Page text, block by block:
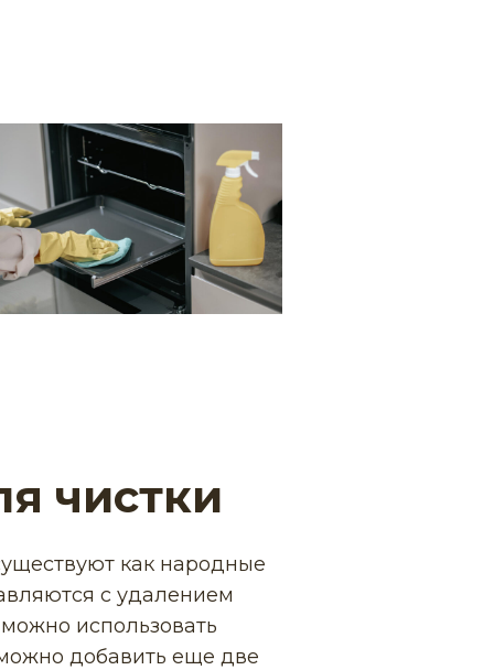
чистки
как народные
с удалением
использовать
добавить еще две